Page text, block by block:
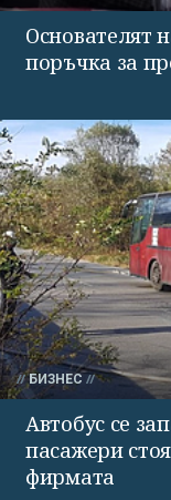
Основателят
поръчка за
БИЗНЕС
Автобус се
пасажери
фирмата